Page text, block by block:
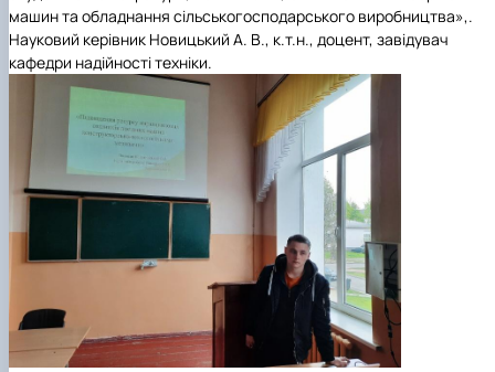
машин та обладнання сільськогосподарського виробництва»,.
Науковий керівник Новицький А. В., к.т.н., доцент, завідувач
кафедри надійності техніки.